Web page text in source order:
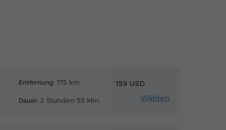
Entfernung: 175 km
Dauer: 2 Stunden 55 Min.
159 USD
Wählen